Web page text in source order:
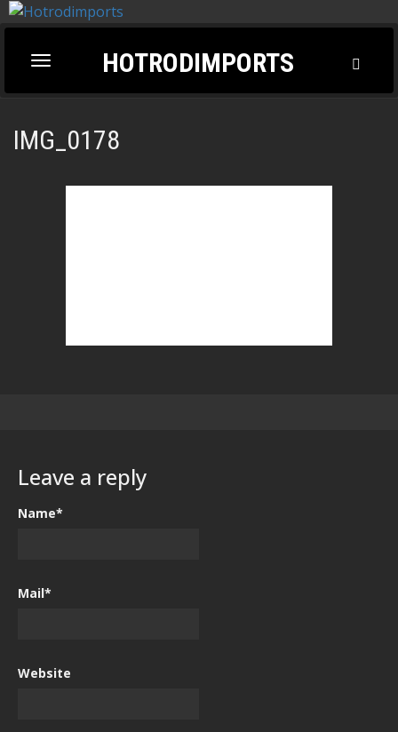
Toggle
navigation
HOTRODIMPORTS
IMG_0178
Leave a reply
Name*
Mail*
Website